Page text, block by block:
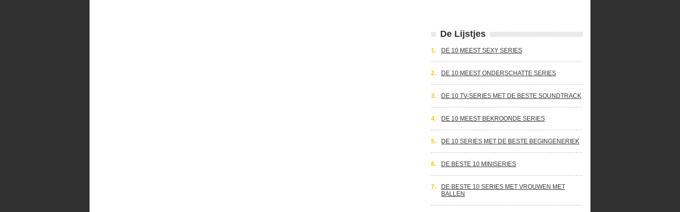
De Lijstjes
1. DE 10 MEEST SEXY SERIES
2. DE 10 MEEST ONDERSCHATTE SERIES
3. DE 10 TV-SERIES MET DE BESTE SOUNDTRACK
4. DE 10 MEEST BEKROONDE SERIES
5. DE 10 SERIES MET DE BESTE BEGINGENERIEK
6. DE BESTE 10 MINISERIES
7.
DE BESTE 10 SERIES MET VROUWEN MET
BALLEN